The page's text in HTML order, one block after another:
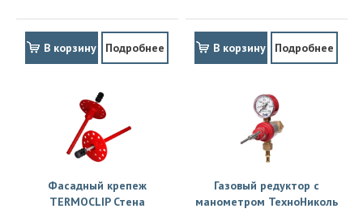
В корзину Подробнее В корзину Подробнее
Фасадный крепеж
TERMOCLIP Стена
Газовый редуктор с
манометром ТехноНиколь